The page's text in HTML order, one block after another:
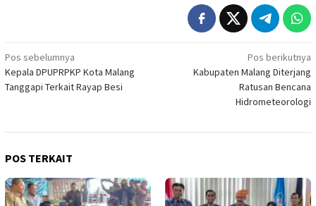
Navigasi
pos
Pos sebelumnya
Kepala DPUPRPKP Kota Malang
Tanggapi Terkait Rayap Besi
Pos berikutnya
Kabupaten Malang Diterjang
Ratusan Bencana
Hidrometeorologi
POS TERKAIT